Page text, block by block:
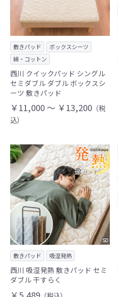
敷きパッド
ボックスシーツ
綿・コットン
西川 クイックパッド シングル
セミダブル ダブル ボックスシ
ーツ 敷きパッド
￥11,000 ～ ￥13,200 （税
込）
敷きパッド 吸湿発熱
西川 吸湿発熱 敷きパッド セミ
ダブル 干すらく